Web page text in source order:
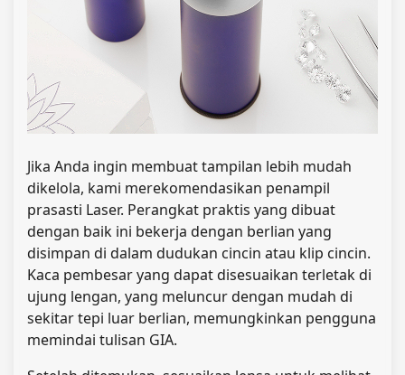
Jika Anda ingin membuat tampilan lebih mudah
dikelola, kami merekomendasikan penampil
prasasti Laser. Perangkat praktis yang dibuat
dengan baik ini bekerja dengan berlian yang
disimpan di dalam dudukan cincin atau klip cincin.
Kaca pembesar yang dapat disesuaikan terletak di
ujung lengan, yang meluncur dengan mudah di
sekitar tepi luar berlian, memungkinkan pengguna
memindai tulisan GIA.